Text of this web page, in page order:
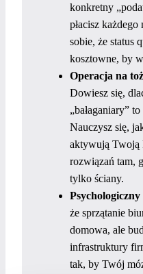
konkretny
płacisz
sobie, że status
kosztowne, by
Operacja na
Dowiesz się,
„bałaganiary”
Nauczysz się,
aktywują Twoją
rozwiązań tam,
tylko ściany.
że sprzątanie
domowa, ale
infrastruktury
tak, by Twój